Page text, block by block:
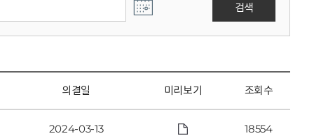
검색
의결일 미리보기 조회수
2024-03-13 18554